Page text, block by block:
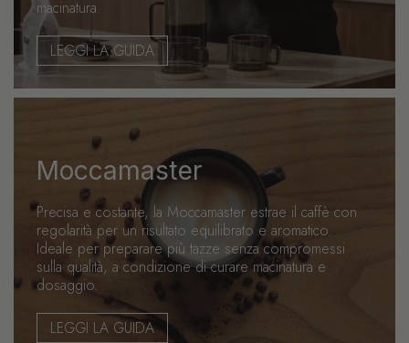
macinatura.
LEGGI LA GUIDA
Moccamaster
Precisa e costante, la Moccamaster estrae il caffè con
regolarità per un risultato equilibrato e aromatico.
Ideale per preparare più tazze senza compromessi
sulla qualità, a condizione di curare macinatura e
dosaggio.
LEGGI LA GUIDA